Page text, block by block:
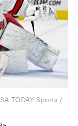
TODAY Sports /